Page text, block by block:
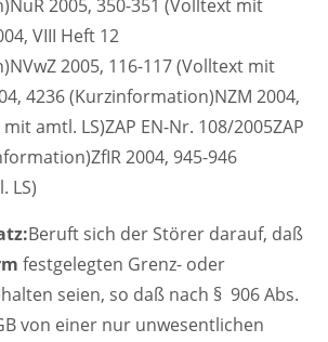
2005, 350-351 (Volltext mit
VIII Heft 12
2005, 116-117 (Volltext mit
4236 (Kurzinformation)NZM 2004,
amtl. LS)ZAP EN-Nr. 108/2005ZAP
2004, 945-946
LS)
Beruft sich der Störer darauf, daß
festgelegten Grenz- oder
seien, so daß nach § 906 Abs.
von einer nur unwesentlichen